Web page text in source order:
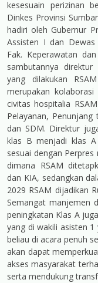
kesesuain perizinan
Dinkes Provinsi
hadiri oleh Gubernur
Assisten I dan Dewas
Fak. Keperawatan
sambutannya
yang dilakukan
merupakan
civitas hospitalia
Pelayanan,
dan SDM. Direktur
klas B menjadi klas A
sesuai dengan
dimana RSAM
dan KIA, sedangkan
2029 RSAM dijadikan
Semangat manjemen
peningkatan Klas A
yang di wakili asisten
beliau di acara penuh
akan dapat
akses masyarakat
serta mendukung